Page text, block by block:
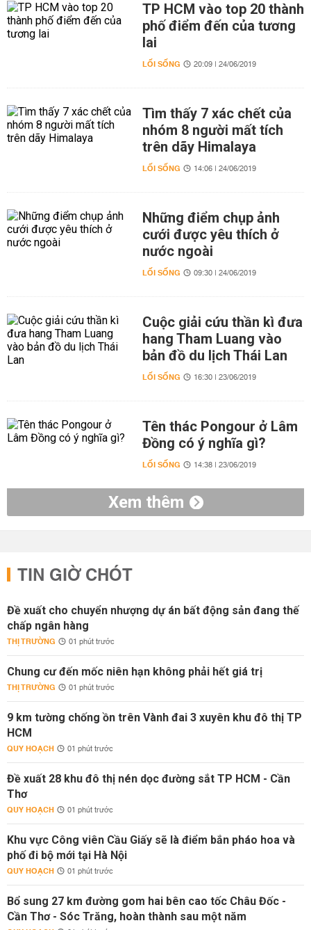
TP HCM vào top 20 thành
phố điểm đến của tương
lai
LỐI SỐNG 20:09 | 24/06/2019
Tìm thấy 7 xác chết của
nhóm 8 người mất tích
trên dãy Himalaya
LỐI SỐNG 14:06 | 24/06/2019
Những điểm chụp ảnh
cưới được yêu thích ở
nước ngoài
LỐI SỐNG 09:30 | 24/06/2019
Cuộc giải cứu thần kì đưa
hang Tham Luang vào
bản đồ du lịch Thái Lan
LỐI SỐNG 16:30 | 23/06/2019
Tên thác Pongour ở Lâm
Đồng có ý nghĩa gì?
LỐI SỐNG 14:38 | 23/06/2019
Xem thêm
TIN GIỜ CHÓT
Đề xuất cho chuyển nhượng dự án bất động sản đang thế
chấp ngân hàng
THỊ TRƯỜNG 01 phút trước
Chung cư đến mốc niên hạn không phải hết giá trị
THỊ TRƯỜNG 01 phút trước
9 km tường chống ồn trên Vành đai 3 xuyên khu đô thị TP
HCM
QUY HOẠCH 01 phút trước
Đề xuất 28 khu đô thị nén dọc đường sắt TP HCM - Cần
Thơ
QUY HOẠCH 01 phút trước
Khu vực Công viên Cầu Giấy sẽ là điểm bắn pháo hoa và
phố đi bộ mới tại Hà Nội
QUY HOẠCH 01 phút trước
Bổ sung 27 km đường gom hai bên cao tốc Châu Đốc -
Cần Thơ - Sóc Trăng, hoàn thành sau một năm